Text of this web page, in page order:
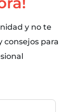
y no te
consejos para